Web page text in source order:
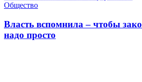
Общество
Власть вспомнила – чтобы
надо просто